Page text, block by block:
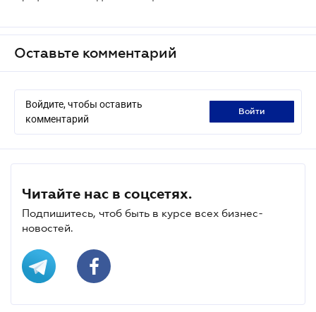
Оставьте комментарий
Войдите, чтобы оставить
комментарий
войти
Читайте нас в соцсетях.
Подпишитесь, чтоб быть в курсе всех бизнес-
новостей.